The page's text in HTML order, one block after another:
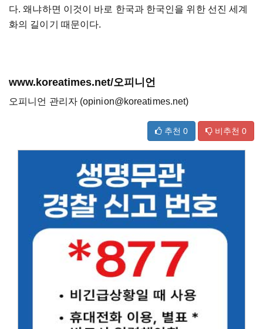
다. 왜냐하면 이것이 바로 한국과 한국인을 위한 선진 세계
화의 길이기 때문이다.
www.koreatimes.net/오피니언
오피니언 관리자 (opinion@koreatimes.net)
추천 0 비추천 0